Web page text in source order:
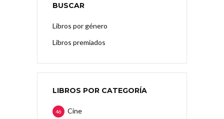
BUSCAR
Libros por género
Libros premiados
LIBROS POR CATEGORÍA
Cine
46